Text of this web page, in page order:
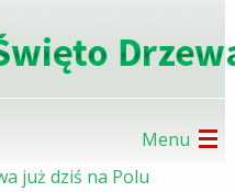
Menu
już dziś na Polu